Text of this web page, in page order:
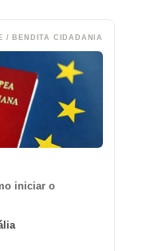
/ BENDITA CIDADANIA
iniciar o